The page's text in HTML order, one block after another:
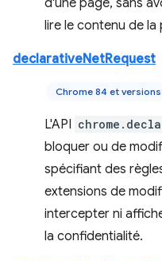
d'une page, sans
lire le contenu de la
declarativeNetRequest
Chrome 84 et
L'API
bloquer ou de
spécifiant des
extensions de
intercepter ni
la confidentialité.